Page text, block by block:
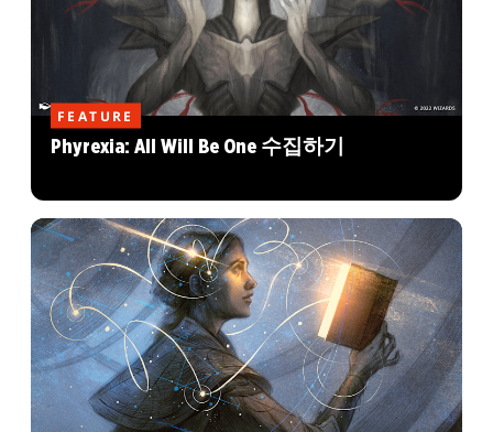
FEATURE
Phyrexia: All Will Be One 수집하기